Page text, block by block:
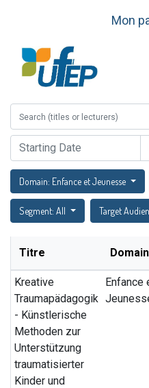
Mon
Domain: Enfance et Jeunesse
Segment: All Target
Titre
Kreative
Traumapädagogik
- Künstlerische
Methoden zur
Unterstützung
traumatisierter
Kinder und
Enfance